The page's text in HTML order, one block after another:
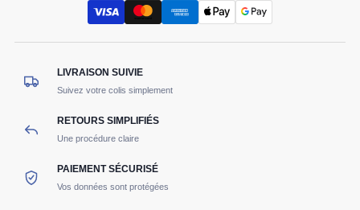
LIVRAISON SUIVIE
Suivez votre colis simplement
RETOURS SIMPLIFIÉS
Une procédure claire
PAIEMENT SÉCURISÉ
Vos données sont protégées